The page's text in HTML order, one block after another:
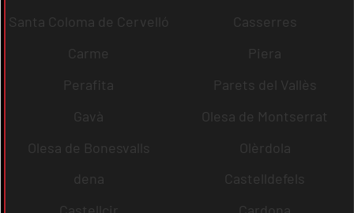
Santa Coloma de Cervelló
Casserres
Carme
Piera
Perafita
Parets del Vallès
Gavà
Olesa de Montserrat
Olesa de Bonesvalls
Olèrdola
dena
Castelldefels